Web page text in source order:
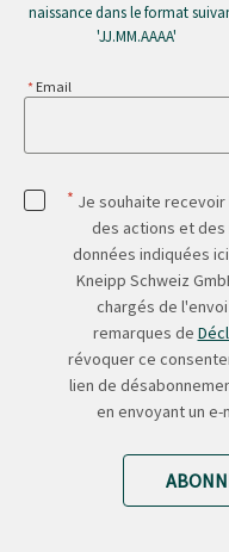
naissance dans le format
'JJ.MM.AAAA'
Email
* Je souhaite
des actions et
données indiquées
Kneipp Schweiz
chargés de
remarques de
révoquer ce
lien de
en envoyant un e-